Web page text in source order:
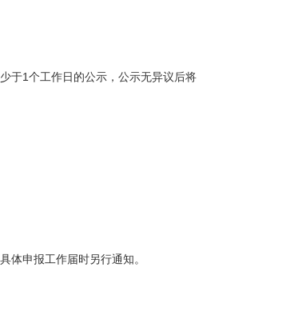
于1个工作日的公示，公示无异议后将
体申报工作届时另行通知。